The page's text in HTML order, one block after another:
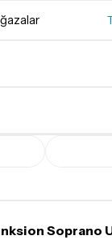
Soprano